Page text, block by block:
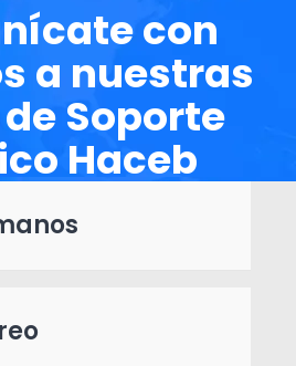
con
a nuestras
Soporte
Haceb